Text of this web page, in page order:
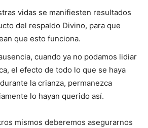
vidas se manifiesten resultados
del respaldo Divino, para que
que esto funciona.
cuando ya no podamos lidiar
el efecto de todo lo que se haya
la crianza, permanezca
lo hayan querido así.
mismos deberemos asegurarnos